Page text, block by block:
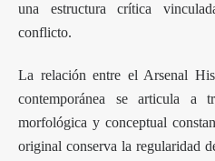
una estructura crítica
conflicto.
La relación entre el Arsenal
contemporánea se articula a
morfológica y conceptual
original conserva la regularidad